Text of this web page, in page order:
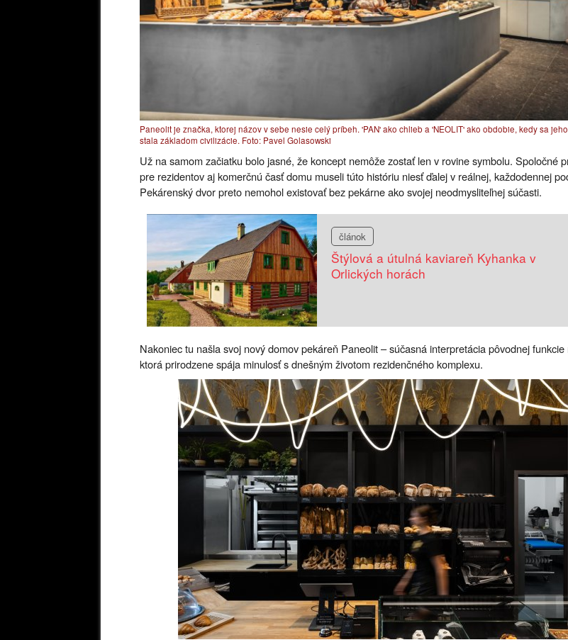
Paneolit ​​je značka, ktorej názov v sebe nesie celý príbeh. 'PAN' ako chlieb a 'NEOLIT' ako obdobie, kedy sa
stala základom civilizácie. Foto: Pavel Golasowski
Už na samom začiatku bolo jasné, že koncept nemôže zostať len v rovine symbolu. Spoločné
pre rezidentov aj komerčnú časť domu museli túto históriu niesť ďalej v reálnej, každodennej
Pekárenský dvor preto nemohol existovať bez pekárne ako svojej neodmysliteľnej súčasti.
článok
Štýlová a útulná kaviareň Kyhanka v
Orlických horách
Nakoniec tu našla svoj nový domov pekáreň Paneolit ​​– súčasná interpretácia pôvodnej funkcie
ktorá prirodzene spája minulosť s dnešným životom rezidenčného komplexu.